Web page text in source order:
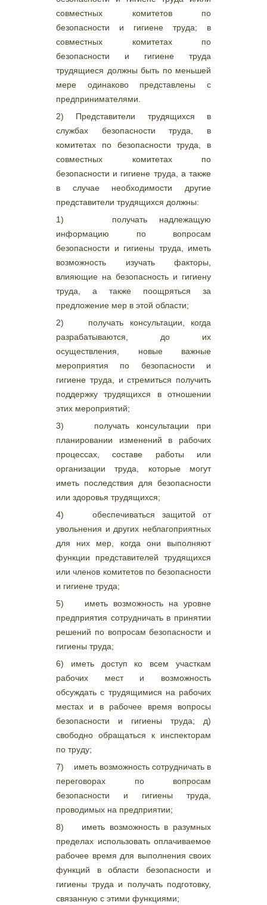
совместных комитетов по
безопасности и гигиене труда; в
совместных комитетах по
безопасности и гигиене труда
трудящиеся должны быть по меньшей
мере одинаково представлены с
предпринимателями.
2) Представители трудящихся в
службах безопасности труда, в
комитетах по безопасности труда, в
совместных комитетах по
безопасности и гигиене труда, а также
в случае необходимости другие
представители трудящихся должны:
1) получать надлежащую
информацию по вопросам
безопасности и гигиены труда, иметь
возможность изучать факторы,
влияющие на безопасность и гигиену
труда, а также поощряться за
предложение мер в этой области;
2) получать консультации, когда
разрабатываются, до их
осуществления, новые важные
мероприятия по безопасности и
гигиене труда, и стремиться получить
поддержку трудящихся в отношении
этих мероприятий;
3) получать консультации при
планировании изменений в рабочих
процессах, составе работы или
организации труда, которые могут
иметь последствия для безопасности
или здоровья трудящихся;
4) обеспечиваться защитой от
увольнения и других неблагоприятных
для них мер, когда они выполняют
функции представителей трудящихся
или членов комитетов по безопасности
и гигиене труда;
5) иметь возможность на уровне
предприятия сотрудничать в принятии
решений по вопросам безопасности и
гигиены труда;
6) иметь доступ ко всем участкам
рабочих мест и возможность
обсуждать с трудящимися на рабочих
местах и в рабочее время вопросы
безопасности и гигиены труда; д)
свободно обращаться к инспекторам
по труду;
7) иметь возможность сотрудничать в
переговорах по вопросам
безопасности и гигиены труда,
проводимых на предприятии;
8) иметь возможность в разумных
пределах использовать оплачиваемое
рабочее время для выполнения своих
функций в области безопасности и
гигиены труда и получать подготовку,
связанную с этими функциями;